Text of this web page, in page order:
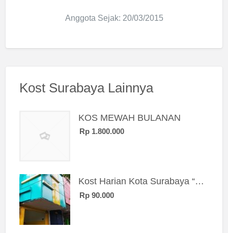
Anggota Sejak: 20/03/2015
Kost Surabaya Lainnya
KOS MEWAH BULANAN
Rp 1.800.000
Kost Harian Kota Surabaya “Sierra Kost”
Rp 90.000